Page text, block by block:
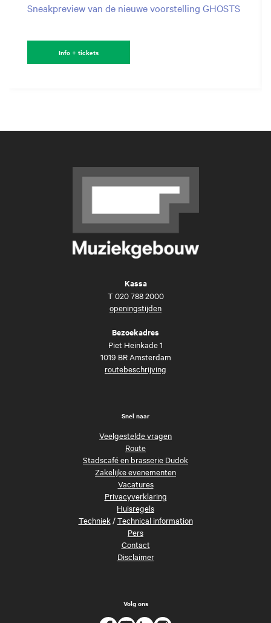
Sneakpreview van de nieuwe voorstelling GHOSTS
Info + tickets
Kassa
T 020 788 2000
openingstijden
Bezoekadres
Piet Heinkade 1
1019 BR Amsterdam
routebeschrijving
Snel naar
Veelgestelde vragen
Route
Stadscafé en brasserie Dudok
Zakelijke evenementen
Vacatures
Privacyverklaring
Huisregels
Techniek/Technical information
Pers
Contact
Disclaimer
Volg ons